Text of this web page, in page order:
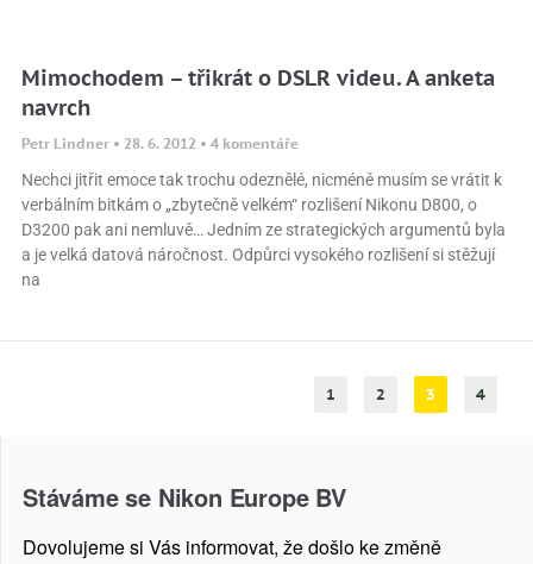
Mimochodem – třikrát o DSLR videu. A anketa
navrch
Petr Lindner 28. 6. 2012 4 komentáře
Nechci jitřit emoce tak trochu odeznělé, nicméně musím se vrátit k
verbálním bitkám o „zbytečně velkém“ rozlišení Nikonu D800, o
D3200 pak ani nemluvě… Jedním ze strategických argumentů byla
a je velká datová náročnost. Odpůrci vysokého rozlišení si stěžují
na
1 2 3 4
Stáváme se Nikon Europe BV
Dovolujeme si Vás informovat, že došlo ke změně